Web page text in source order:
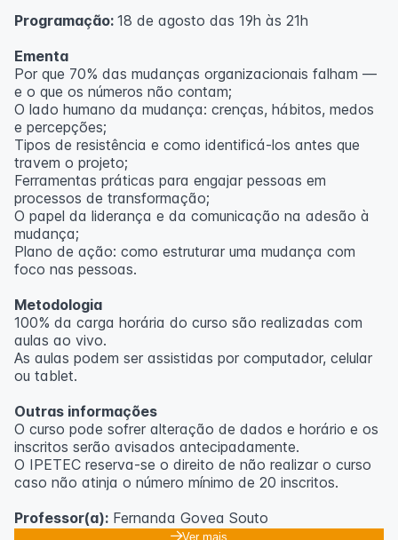
Outras informações
inscritos serão avisados ​​antecipadamente.
O IPETEC reserva-se o direito de não realizar o curso
caso não atinja o número mínimo de 20 inscritos.
Professor(a):
Programação: 18 de agosto das 19h às 21h
Ementa
Por que 70% das mudanças organizacionais falham —
e o que os números não contam;
O lado humano da mudança: crenças, hábitos, medos
e percepções;
Tipos de resistência e como identificá-los antes que
travem o projeto;
Ferramentas práticas para engajar pessoas em
processos de transformação;
O papel da liderança e da comunicação na adesão à
mudança;
Plano de ação: como estruturar uma mudança com
foco nas pessoas.
Metodologia
100% da carga horária do curso são realizadas com
aulas ao vivo.
As aulas podem ser assistidas por computador, celular
ou tablet.
Outras informações
O curso pode sofrer alteração de dados e horário e os
inscritos serão avisados ​​antecipadamente.
O IPETEC reserva-se o direito de não realizar o curso
caso não atinja o número mínimo de 20 inscritos.
Professor(a): Fernanda Govea Souto
Ver mais